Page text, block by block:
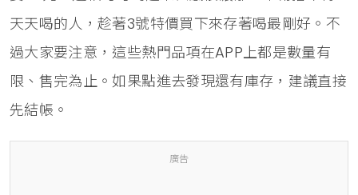
天天喝的人，趁著3號特價買下來存著喝最剛好。不
過大家要注意，這些熱門品項在APP上都是數量有
限、售完為止。如果點進去發現還有庫存，建議直接
先結帳。
廣告